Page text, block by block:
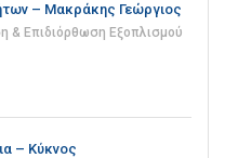
– Μακράκης Γεώργιος
& Επιδιόρθωση Εξοπλισμού
– Κύκνος